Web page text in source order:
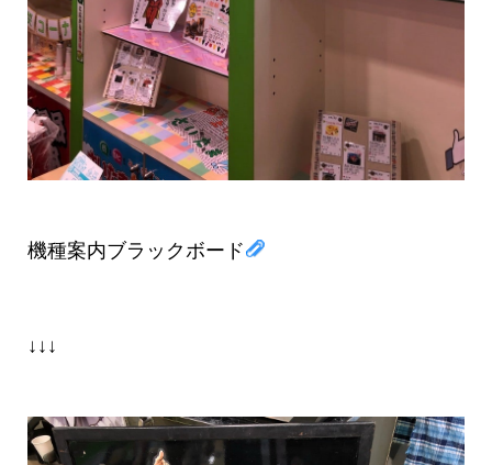
機種案内ブラックボード
↓↓↓